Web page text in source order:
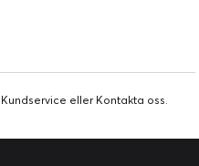
Kundservice eller Kontakta oss.